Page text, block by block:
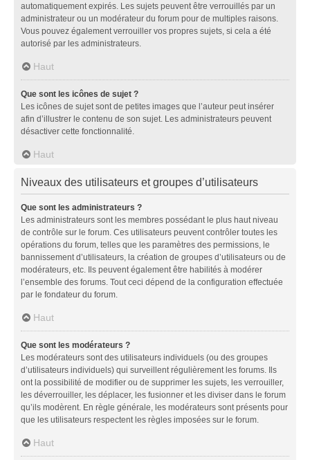
automatiquement expirés. Les sujets peuvent être verrouillés par un
administrateur ou un modérateur du forum pour de multiples raisons.
Vous pouvez également verrouiller vos propres sujets, si cela a été
autorisé par les administrateurs.
Haut
Que sont les icônes de sujet ?
Les icônes de sujet sont de petites images que l’auteur peut insérer
afin d’illustrer le contenu de son sujet. Les administrateurs peuvent
désactiver cette fonctionnalité.
Haut
Niveaux des utilisateurs et groupes d’utilisateurs
Que sont les administrateurs ?
Les administrateurs sont les membres possédant le plus haut niveau
de contrôle sur le forum. Ces utilisateurs peuvent contrôler toutes les
opérations du forum, telles que les paramètres des permissions, le
bannissement d’utilisateurs, la création de groupes d’utilisateurs ou de
modérateurs, etc. Ils peuvent également être habilités à modérer
l’ensemble des forums. Tout ceci dépend de la configuration effectuée
par le fondateur du forum.
Haut
Que sont les modérateurs ?
Les modérateurs sont des utilisateurs individuels (ou des groupes
d’utilisateurs individuels) qui surveillent régulièrement les forums. Ils
ont la possibilité de modifier ou de supprimer les sujets, les verrouiller,
les déverrouiller, les déplacer, les fusionner et les diviser dans le forum
qu’ils modèrent. En règle générale, les modérateurs sont présents pour
que les utilisateurs respectent les règles imposées sur le forum.
Haut